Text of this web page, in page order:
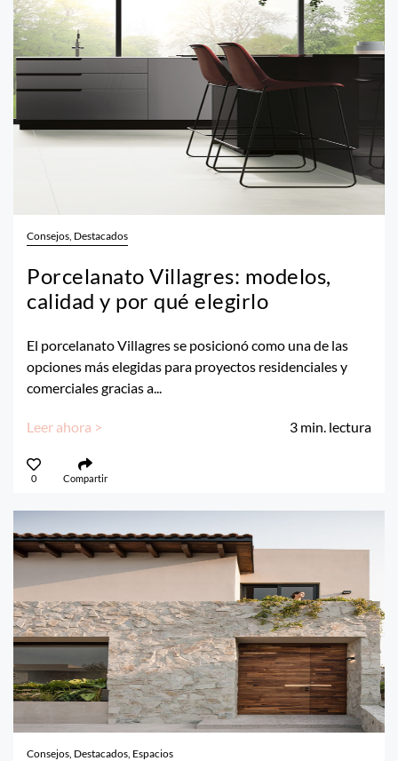
Consejos, Destacados
Porcelanato Villagres: modelos,
calidad y por qué elegirlo
El porcelanato Villagres se posicionó como una de las
opciones más elegidas para proyectos residenciales y
comerciales gracias a...
Leer ahora > 3 min. lectura
0 Compartir
Consejos, Destacados, Espacios